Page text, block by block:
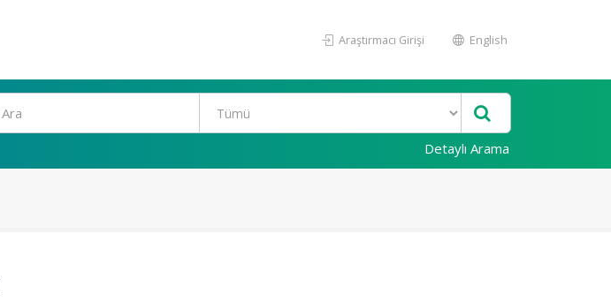
Araştırmacı Girişi English
Detaylı Arama